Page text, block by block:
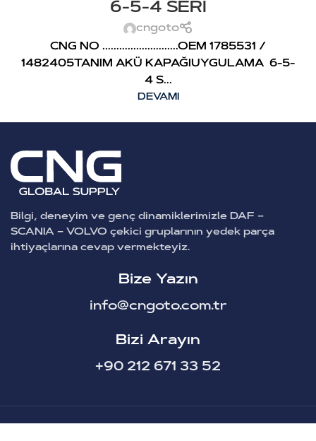
6-5-4 SERİ
cngoto
CNG NO ...........................OEM 1785531 /
1482405TANIM AKÜ KAPAĞIUYGULAMA 6-5-
4 S...
DEVAMI
Bilgi, deneyim ve genç dinamiklerimizle DAF –
SCANIA – VOLVO çekici gruplarının yedek parça
ihtiyaçlarına cevap vermekteyiz.
Bize Yazın
info@cngoto.com.tr
Bizi Arayın
+90 212 671 33 52